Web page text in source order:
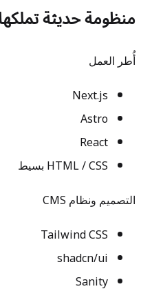
منظومة حديثة
أُطر العمل
Next.js
Astro
React
HTML / CSS بسيط
التصميم ونظام CMS
Tailwind CSS
shadcn/ui
Sanity